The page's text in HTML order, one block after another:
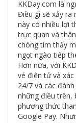
KKDay.com là
Điều gì sẽ xảy ra
này có nhiều lợi
trực quan và
chóng tìm thấy
ngọt ngào tiếp
Hơn nữa, với
vé điện tử và
24/7 và các
những điều trên,
phương thức
Google Pay.